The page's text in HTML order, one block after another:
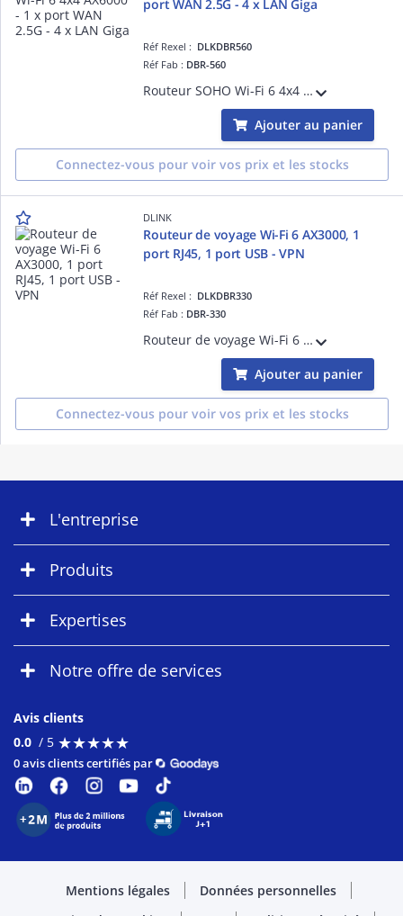
port WAN 2.5G - 4 x LAN Giga
Réf Rexel : DLKDBR560
Réf Fab : DBR-560
Routeur SOHO Wi-Fi 6 4x4 AX6000 1 x port WAN 2.5G - 4 x LAN Giga - basculement automatique vers Internet via 4G/5G (via DWM-222W/D501) Wi-Fi 6 AX6000 ultra-rapides - Mesh - Partager des fichiers via le port USB-C VPN intégré - Firewall
Ajouter au panier
Connectez-vous pour voir vos prix et les stocks
DLINK
Routeur de voyage Wi-Fi 6 AX3000, 1
port RJ45, 1 port USB - VPN
Réf Rexel : DLKDBR330
Réf Fab : DBR-330
Routeur de voyage Wi-Fi 6 AX3000 1 port Giga LAN/WAN - Port USB Type-A - emplacement microSD/TF - Connecteur USB Type-C pour une charge rapide avec USB PD VPN intégré - Firewall
Ajouter au panier
Connectez-vous pour voir vos prix et les stocks
L'entreprise
Produits
Expertises
Notre offre de services
Avis clients
0.0 / 5 ★★★★★
★★★★★
0 avis clients certifiés par
Mentions légales
Données personnelles